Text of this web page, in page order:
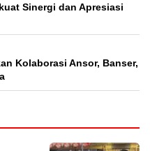
Sinergi dan Apresiasi
Kolaborasi Ansor, Banser,